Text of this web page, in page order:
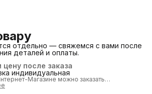
отдельно — свяжемся с вами после
деталей и оплаты.
после заказа
индивидуальная
Магазине можно заказать
.